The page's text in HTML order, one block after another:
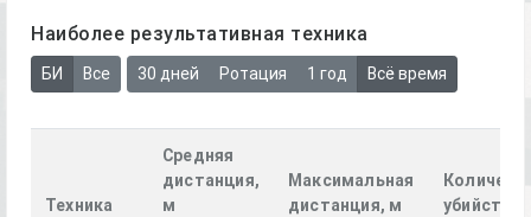
Наиболее результативная техника
БИ Все 30 дней Ротация 1 год Всё время
Техника
Средняя
дистанция,
м
Максимальная
дистанция, м
убийств